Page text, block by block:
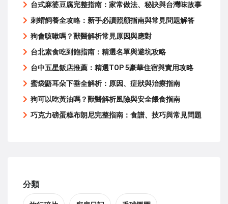
台式麻婆豆腐完整指南：家常做法、秘訣與台灣味故事
刺蝟飼養全攻略：新手必讀照顧指南與常見問題解答
狗會咳嗽嗎？獸醫解析常見原因與應對
台北素食吃到飽指南：精選名單與避坑攻略
台中五星飯店推薦：精選TOP 5豪華住宿與實用攻略
蜜袋鼯耳朵下垂全解析：原因、症狀與治療指南
狗可以吃黃油嗎？獸醫解析風險與安全餵食指南
巧克力磅蛋糕布朗尼完整指南：食譜、技巧與常見問題
分類